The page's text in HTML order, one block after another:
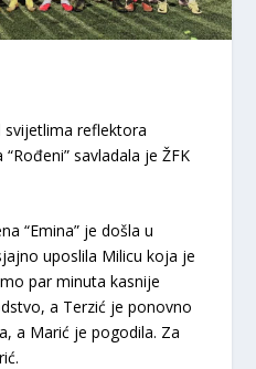
svijetlima reflektora
savladala je ŽFK
“Emina” je došla u
uposlila Milicu koja je
par minuta kasnije
a Terzić je ponovno
a Marić je pogodila. Za